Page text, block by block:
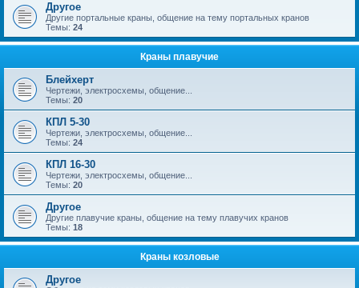
Другое
Другие портальные краны, общение на тему портальных кранов
Темы: 24
Краны плавучие
Блейхерт
Чертежи, электросхемы, общение...
Темы: 20
КПЛ 5-30
Чертежи, электросхемы, общение...
Темы: 24
КПЛ 16-30
Чертежи, электросхемы, общение...
Темы: 20
Другое
Другие плавучие краны, общение на тему плавучих кранов
Темы: 18
Краны козловые
Другое